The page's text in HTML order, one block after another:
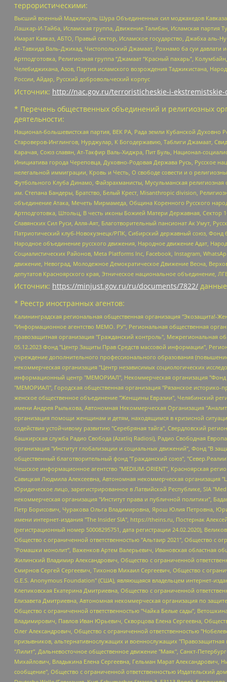
террористическими:
Высший военный Маджлисуль Шура Объединенных сил моджахедов
Лашкар-И-Тайба, Исламская группа, Движение Талибан, Исламская
Имарат Кавказ, АБТО, Правый сектор, Исламское государство, Джабха
Ат-Тавхида Валь-Джихад, Чистопольский Джамаат, Рохнамо ба суи
Артподготовка, Религиозная группа “Джамаат “Красный пахарь”,
Челебиджихана, Азов, Партия исламского возрождения Таджикистана,
России, Айдар, Русский добровольческий корпус
Источник: http://nac.gov.ru/terroristicheskie-i-
* Перечень общественных объединений и религиозных
деятельности:
Национал-большевистская партия, ВЕК РА, Рада земли Кубанской
Староверов-Инглингов, Нурджулар, К Богодержавию, Таблиги Джамаат,
Карачая, Союз славян, Ат-Такфир Валь-Хиджра, Пит Буль, Национал-
Инициатива города Череповца, Духовно-Родовая Держава Русь, Русское
нелегальной иммиграции, Кровь и Честь, О свободе совести и о
Футбольного Клуба Динамо, Файзрахманисты, Мусульманская
им. Степана Бандеры, Братство, Белый Крест, Misanthropic division,
объединение Атака, Мечеть Мирмамеда, Община Коренного Русского
Артподготовка, Штольц, В честь иконы Божией Матери Державная,
Славянских Сил Руси, Алля-Аят, Благотворительный пансионат Ак Умут,
Патриотический клуб-Новокузнецк/РПК, Сибирский державный союз,
Народное объединение русского движения, Народное движение Адат,
Социалистических Районов, Meta Platforms Inc, Facebook, Instagram,
движение, Невоград, Молодежное Демократическое Движение Весна,
депутатов Красноярского края, Этническое национальное объединение,
Источник: https://minjust.gov.ru/ru/documents/7822/
* Реестр иностранных агентов:
Калининградская региональная общественная организация "Экозащита!-Женсовет", Фонд содействия защите прав и свобод граждан "Общественный вердикт", Фонд "Институт Развития Свободы Информации", Частное учреждение "Информационное агентство МЕМО. РУ", Региональная общественная организация "Общественная комиссия по сохранению наследия академика Сахарова", Фонд поддержки свободы прессы, Санкт-Петербургская общественная правозащитная организация "Гражданский контроль", Межрегиональная общественная организация "Информационно-просветительский центр "Мемориал", Региональный Фонд "Центр Защиты Прав Средств Массовой Информации", с 05.12.2023 Фонд "Центр Защиты Прав Средств массовой информации", Региональная общественная благотворительная организация помощи беженцам и мигрантам "Гражданское содействие", Негосударственное образовательное учреждение дополнительного профессионального образования (повышение квалификации) специалистов "АКАДЕМИЯ ПО ПРАВАМ ЧЕЛОВЕКА", Свердловская региональная общественная организация "Сутяжник", Автономная некоммерческая организация "Центр независимых социологических исследований", Союз общественных объединений "Российский исследовательский центр по правам человека", Региональное общественное учреждение научно-информационный центр "МЕМОРИАЛ", Некоммерческая организация "Фонд защиты гласности", Автономная некоммерческая организация "Институт прав человека", Городская общественная организация "Екатеринбургское общество "МЕМОРИАЛ", Городская общественная организация "Рязанское историко-просветительское и правозащитное общество "Мемориал" (Рязанский Мемориал), Челябинский региональный орган общественной самодеятельности – женское общественное объединение "Женщины Евразии", Челябинский региональный орган общественной самодеятельности "Уральская правозащитная группа", Фонд содействия защите здоровья и социальной справедливости имени Андрея Рылькова, Автономная Некоммерческая Организация "Аналитический Центр Юрия Левады", Автономная некоммерческая организация социальной поддержки населения "Проект Апрель", Региональная общественная организация помощи женщинам и детям, находящимся в кризисной ситуации "Информационно-методический центр "Анна", Фонд содействия развитию массовых коммуникаций и правовому просвещению "Так-так-Так", Фонд содействия устойчивому развитию "Серебряная тайга", Свердловский региональный общественный фонд социальных проектов "Новое время", "Idel.Реалии", Кавказ.Реалии, Крым.Реалии, Телеканал Настоящее Время, Татаро-башкирская служба Радио Свобода (Azatliq Radiosi), Радио Свободная Европа/Радио Свобода (PCE/PC), "Сибирь.Реалии", "Фактограф", Благотворительный фонд помощи осужденным и их семьям, Автономная некоммерческая организация "Институт глобализации и социальных движений", Фонд "В защиту прав заключенных", Частное учреждение "Центр поддержки и содействия развитию средств массовой информации", Пензенский региональный общественный благотворительный фонд "Гражданский союз", "Север.Реалии", Некоммерческая организация Фонд "Правовая инициатива", Общество с ограниченной ответственностью "Радио Свободная Европа/Радио Свобода", Чешское информационное агентство "MEDIUM-ORIENT", Красноярская региональная общественная организация "Мы против СПИДа",